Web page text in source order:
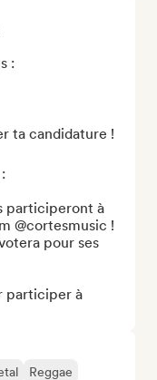
:
ta candidature !
participeront à
@cortesmusic !
pour ses
participer à
Reggae